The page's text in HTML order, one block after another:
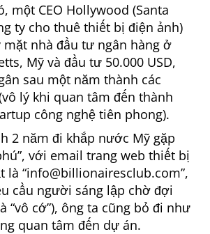
một CEO Hollywood (Santa
ty cho thuê thiết bị điện ảnh)
mặt nhà đầu tư ngân hàng ở
Mỹ và đầu tư 50.000 USD,
sau một năm thành các
lý khi quan tâm đến thành
công nghệ tiên phong).
2 năm đi khắp nước Mỹ gặp
, với email trang web thiết bị
là info@billionairesclub.com ,
cầu người sáng lập chờ đợi
vô cớ ), ông ta cũng bỏ đi như
quan tâm đến dự án.